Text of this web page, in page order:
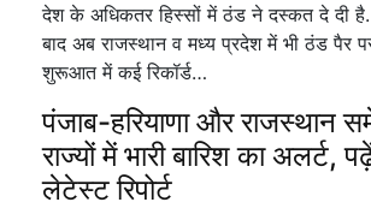
देश के अधिकतर हिस्सों में ठंड ने दस्कत दे दी है.
बाद अब राजस्थान व मध्य प्रदेश में भी ठंड पैर
शुरूआत में कई रिकॉर्ड…
पंजाब-हरियाणा और राजस्थान
राज्यों में भारी बारिश का अलर्ट,
लेटेस्ट रिपोर्ट